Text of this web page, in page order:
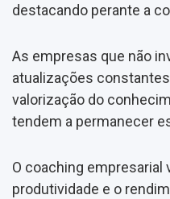
destacando perante a
As empresas que não
atualizações
valorização do
tendem a permanecer
O coaching empresarial
produtividade e o